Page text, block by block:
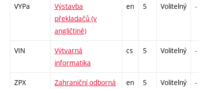
VYPa
Výstavba
překladačů (v
angličtině)
en 5 Volitelný -
VIN
Výtvarná
informatika
cs 5 Volitelný -
ZPX
Zahraniční odborná
en 5 Volitelný -